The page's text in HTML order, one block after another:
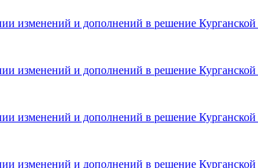
изменений и дополнений в решение
изменений и дополнений в решение
изменений и дополнений в решение
изменений и дополнений в решение